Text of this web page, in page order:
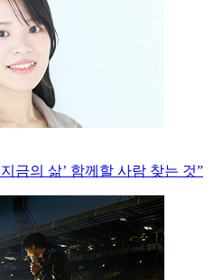
금의 삶’ 함께할 사람 찾는 것”